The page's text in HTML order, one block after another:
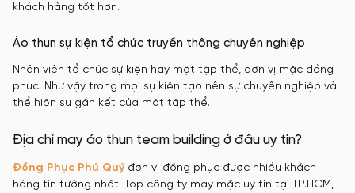
khách hàng tốt hơn.
Áo thun sự kiện tổ chức truyền thông chuyên nghiệp
Nhân viên tổ chức sự kiện hay một tập thể, đơn vị mặc đồng
phục. Như vậy trong mọi sự kiện tạo nên sự chuyên nghiệp và
thể hiện sự gắn kết của một tập thể.
Địa chỉ may áo thun team building ở đâu uy tín?
Đồng Phục Phú Quý đơn vị đồng phục được nhiều khách
hàng tin tưởng nhất. Top công ty may mặc uy tín tại TP.HCM,